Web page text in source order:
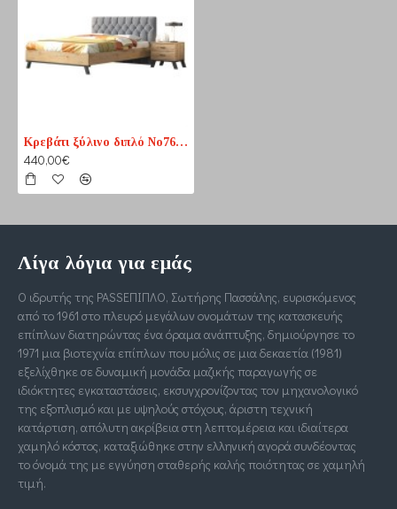
Κρεβάτι ξύλινο διπλό Νο76 με ύφασμα και μεταλλική βάση
440,00€
Λίγα λόγια για εμάς
Ο ιδρυτής της PASSΕΠΙΠΛΟ, Σωτήρης Πασσάλης, ευρισκόμενος
από το 1961 στο πλευρό μεγάλων ονομάτων της κατασκευής
επίπλων διατηρώντας ένα όραμα ανάπτυξης, δημιούργησε το
1971 μια βιοτεχνία επίπλων που μόλις σε μια δεκαετία (1981)
εξελίχθηκε σε δυναμική μονάδα μαζικής παραγωγής σε
ιδιόκτητες εγκαταστάσεις, εκσυγχρονίζοντας τον μηχανολογικό
της εξοπλισμό και με υψηλούς στόχους, άριστη τεχνική
κατάρτιση, απόλυτη ακρίβεια στη λεπτομέρεια και ιδιαίτερα
χαμηλό κόστος, καταξιώθηκε στην ελληνική αγορά συνδέοντας
το όνομά της με εγγύηση σταθερής καλής ποιότητας σε χαμηλή
τιμή.